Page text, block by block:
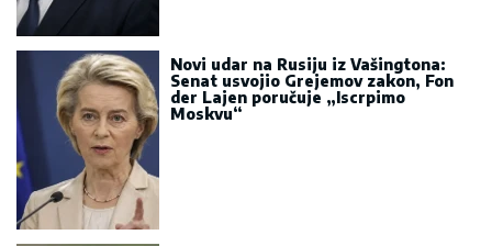
Novi udar na Rusiju iz Vašingtona:
Senat usvojio Grejemov zakon, Fon
der Lajen poručuje „Iscrpimo
Moskvu“